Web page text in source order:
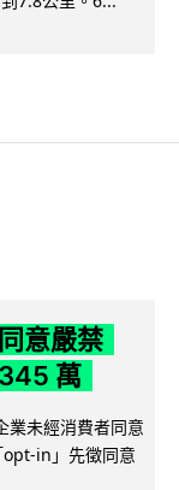
意嚴禁
萬
業未經消費者同意
in」先徵同意